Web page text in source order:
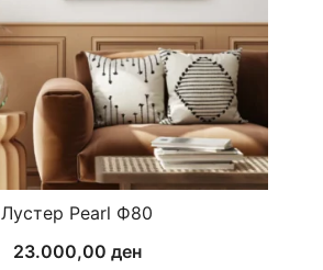
Лустер Pearl Ф80
23.000,00 ден